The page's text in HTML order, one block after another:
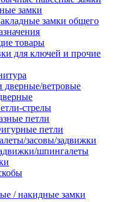
замки
замки общего
товары
для ключей и прочие
ветровые
стрелы
петли
петли
засовы/задвижки
шпингалеты
/ накидные замки